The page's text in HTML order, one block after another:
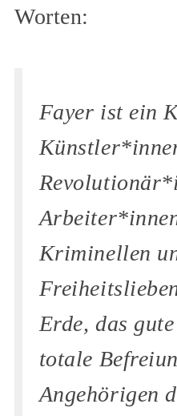
Worten:
Fayer ist ein
Kriminellen
Erde, das
totale
Angehörigen